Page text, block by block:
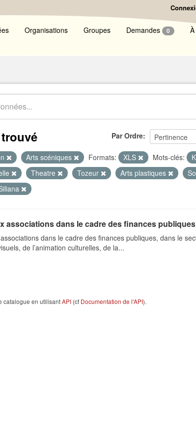
Organisations Groupes Demandes 0
Par Ordre
Arts scéniques Formats: XLS Mots-clés:
Theatre Tozeur Arts plastiques
associations dans le cadre des finances publiques
dans le cadre des finances publiques, dans le
de l’animation culturelles, de la...
catalogue en utilisantAPI (cf Documentation de l'API).